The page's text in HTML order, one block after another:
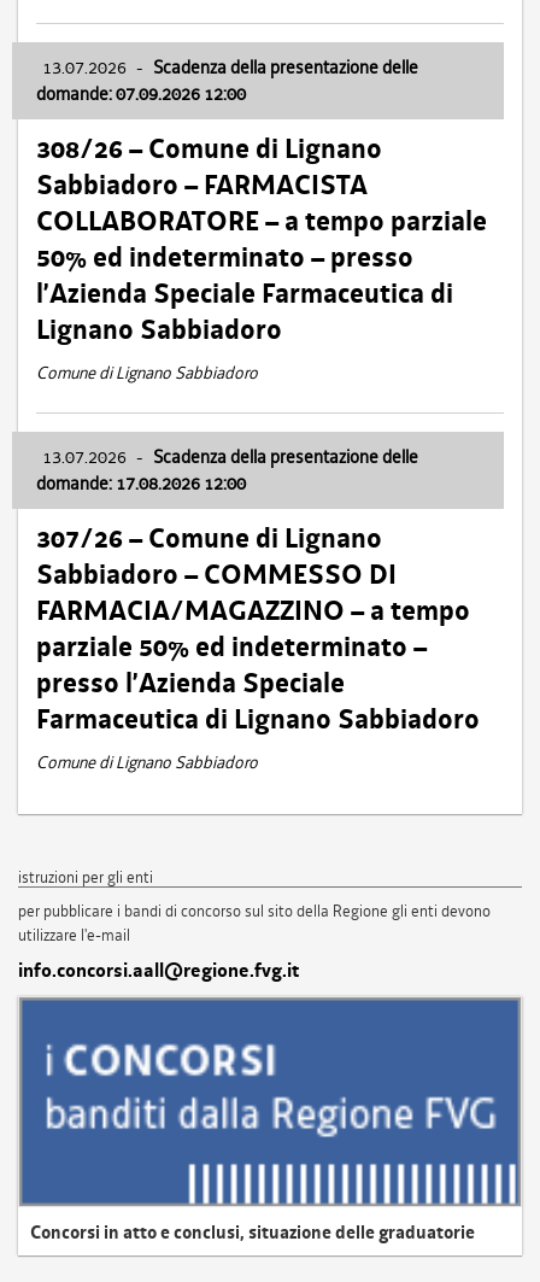
13.07.2026 - Scadenza della presentazione delle
domande: 07.09.2026 12:00
308/26 – Comune di Lignano
Sabbiadoro – FARMACISTA
COLLABORATORE – a tempo parziale
50% ed indeterminato – presso
l’Azienda Speciale Farmaceutica di
Lignano Sabbiadoro
Comune di Lignano Sabbiadoro
13.07.2026 - Scadenza della presentazione delle
domande: 17.08.2026 12:00
307/26 – Comune di Lignano
Sabbiadoro – COMMESSO DI
FARMACIA/MAGAZZINO – a tempo
parziale 50% ed indeterminato –
presso l’Azienda Speciale
Farmaceutica di Lignano Sabbiadoro
Comune di Lignano Sabbiadoro
istruzioni per gli enti
per pubblicare i bandi di concorso sul sito della Regione gli enti devono
utilizzare l'e-mail
info.concorsi.aall@regione.fvg.it
Concorsi in atto e conclusi, situazione delle graduatorie